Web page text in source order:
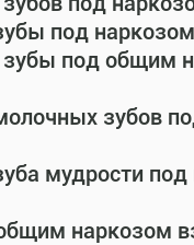
под
под общим
зубов
мудрости
наркозом